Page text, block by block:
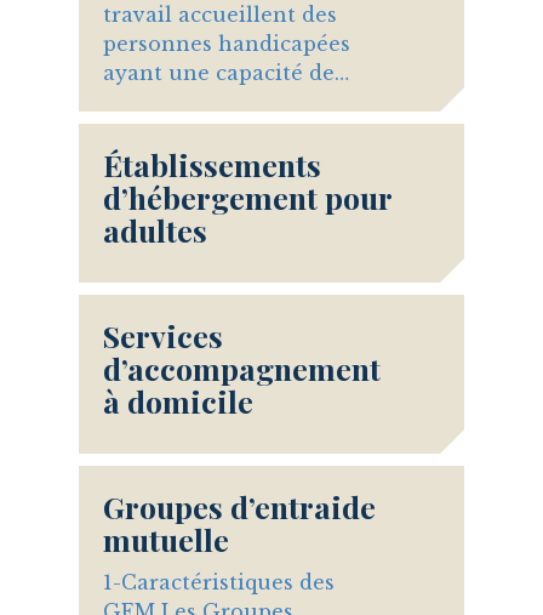
travail accueillent des
personnes handicapées
ayant une capacité de…
Établissements
d’hébergement pour
adultes
Services
d’accompagnement
à domicile
Groupes d’entraide
mutuelle
1-Caractéristiques des